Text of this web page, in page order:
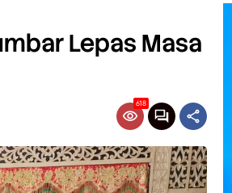
Lepas Masa
618